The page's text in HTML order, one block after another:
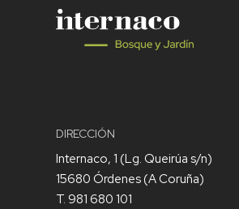
DIRECCIÓN
Internaco, 1 (Lg. Queirúa s/n)
15680 Órdenes (A Coruña)
T. 981 680 101